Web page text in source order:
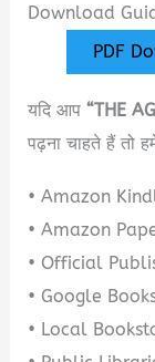
Download
PDF
यदि आप“THE
पढ़ना चाहते हैं तो
• Amazon
• Amazon
• Official
• Google Books
• Local